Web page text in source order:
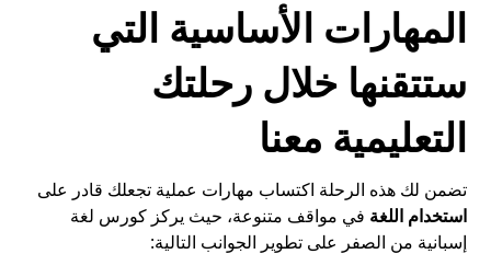
المهارات الأساسية التي
ستتقنها خلال رحلتك
التعليمية معنا
تضمن لك هذه الرحلة اكتساب مهارات عملية تجعلك قادر على
استخدام اللغة في مواقف متنوعة، حيث يركز كورس لغة
إسبانية من الصفر على تطوير الجوانب التالية: